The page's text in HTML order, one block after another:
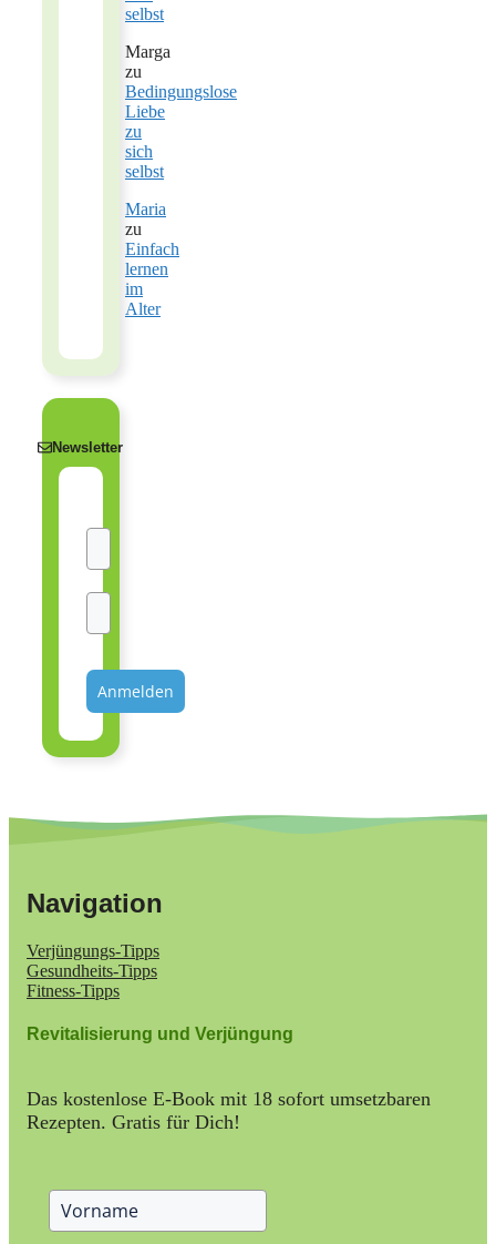
selbst
Marga
zu
Bedingungslose
Liebe
zu
sich
selbst
Maria
zu
Einfach
lernen
im
Alter
Newsletter
Anmelden
Navigation
Verjüngungs-Tipps
Gesundheits-Tipps
Fitness-Tipps
Revitalisierung und Verjüngung
Das kostenlose E-Book mit 18 sofort umsetzbaren
Rezepten. Gratis für Dich!